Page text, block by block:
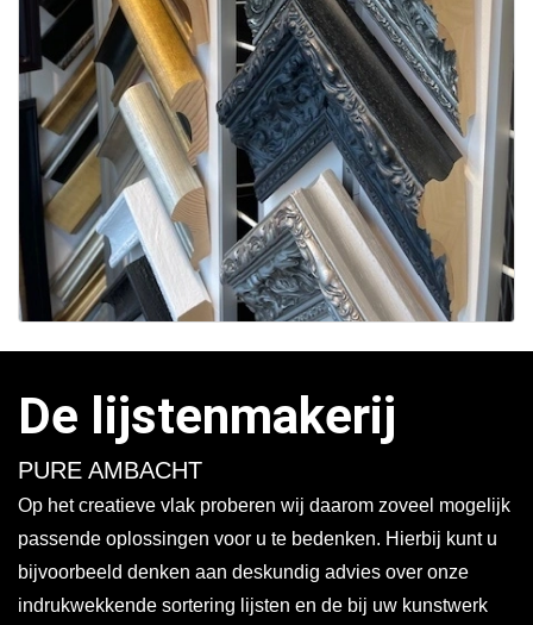
De lijstenmakerij
PURE AMBACHT
Op het creatieve vlak proberen wij daarom zoveel mogelijk
passende oplossingen voor u te bedenken. Hierbij kunt u
bijvoorbeeld denken aan deskundig advies over onze
indrukwekkende sortering lijsten en de bij uw kunstwerk